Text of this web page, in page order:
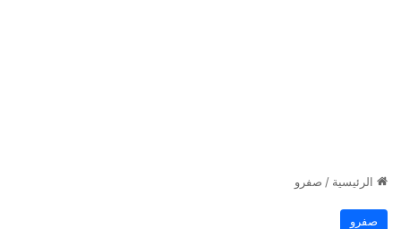
الرئيسية / صفرو
صفرو